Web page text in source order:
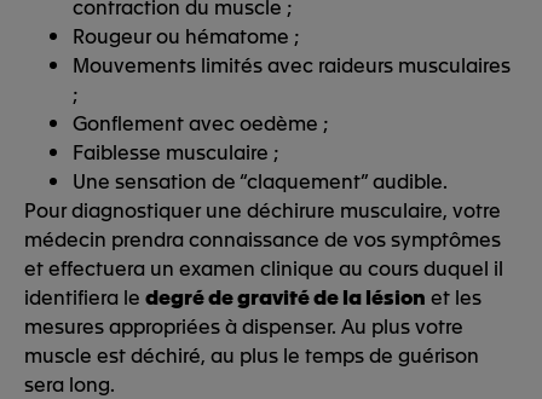
contraction du muscle ;
Rougeur ou hématome ;
Mouvements limités avec raideurs musculaires
;
Gonflement avec oedème ;
Faiblesse musculaire ;
Une sensation de “claquement” audible.
Pour diagnostiquer une déchirure musculaire, votre
médecin prendra connaissance de vos symptômes
et effectuera un examen clinique au cours duquel il
identifiera le degré de gravité de la lésion et les
mesures appropriées à dispenser. Au plus votre
muscle est déchiré, au plus le temps de guérison
sera long.